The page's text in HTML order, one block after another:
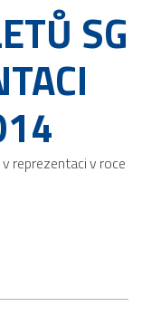
SG
reprezentaci v roce